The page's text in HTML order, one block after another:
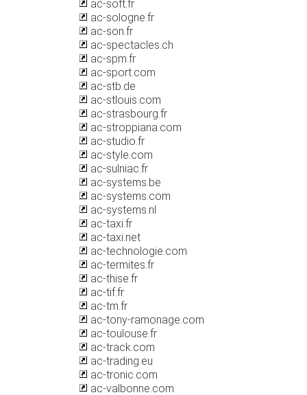
ac-soft.fr
ac-sologne.fr
ac-son.fr
ac-spectacles.ch
ac-spm.fr
ac-sport.com
ac-stb.de
ac-stlouis.com
ac-strasbourg.fr
ac-stroppiana.com
ac-studio.fr
ac-style.com
ac-sulniac.fr
ac-systems.be
ac-systems.com
ac-systems.nl
ac-taxi.fr
ac-taxi.net
ac-technologie.com
ac-termites.fr
ac-thise.fr
ac-tif.fr
ac-tm.fr
ac-tony-ramonage.com
ac-toulouse.fr
ac-track.com
ac-trading.eu
ac-tronic.com
ac-valbonne.com